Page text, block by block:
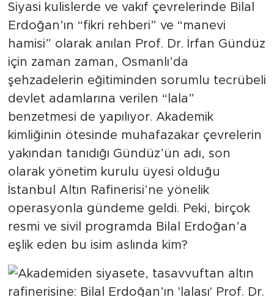
Siyasi kulislerde ve vakıf çevrelerinde Bilal
Erdoğan’ın “fikri rehberi” ve “manevi
hamisi” olarak anılan Prof. Dr. İrfan Gündüz
için zaman zaman, Osmanlı’da
şehzadelerin eğitiminden sorumlu tecrübeli
devlet adamlarına verilen “lala”
benzetmesi de yapılıyor. Akademik
kimliğinin ötesinde muhafazakar çevrelerin
yakından tanıdığı Gündüz’ün adı, son
olarak yönetim kurulu üyesi olduğu
İstanbul Altın Rafinerisi’ne yönelik
operasyonla gündeme geldi. Peki, birçok
resmi ve sivil programda Bilal Erdoğan’a
eşlik eden bu isim aslında kim?
FOTO GALERİ
VİDEOLAR
ALINTI YAZARLAR
SOSYAL MEDYA